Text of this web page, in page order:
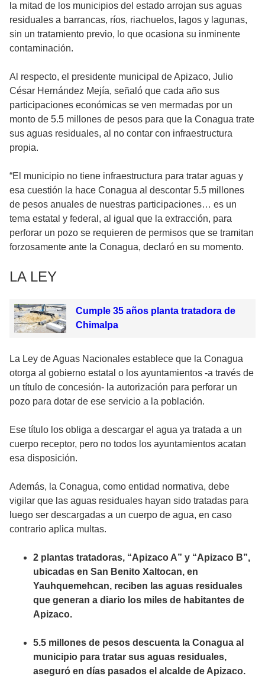
la mitad de los municipios del estado arrojan sus aguas
residuales a barrancas, ríos, riachuelos, lagos y lagunas,
sin un tratamiento previo, lo que ocasiona su inminente
contaminación.
Al respecto, el presidente municipal de Apizaco, Julio
César Hernández Mejía, señaló que cada año sus
participaciones económicas se ven mermadas por un
monto de 5.5 millones de pesos para que la Conagua trate
sus aguas residuales, al no contar con infraestructura
propia.
“El municipio no tiene infraestructura para tratar aguas y
esa cuestión la hace Conagua al descontar 5.5 millones
de pesos anuales de nuestras participaciones… es un
tema estatal y federal, al igual que la extracción, para
perforar un pozo se requieren de permisos que se tramitan
forzosamente ante la Conagua, declaró en su momento.
LA LEY
Cumple 35 años planta tratadora de
Chimalpa
La Ley de Aguas Nacionales establece que la Conagua
otorga al gobierno estatal o los ayuntamientos -a través de
un título de concesión- la autorización para perforar un
pozo para dotar de ese servicio a la población.
Ese título los obliga a descargar el agua ya tratada a un
cuerpo receptor, pero no todos los ayuntamientos acatan
esa disposición.
Además, la Conagua, como entidad normativa, debe
vigilar que las aguas residuales hayan sido tratadas para
luego ser descargadas a un cuerpo de agua, en caso
contrario aplica multas.
2 plantas tratadoras, “Apizaco A” y “Apizaco B”,
ubicadas en San Benito Xaltocan, en
Yauhquemehcan, reciben las aguas residuales
que generan a diario los miles de habitantes de
Apizaco.
5.5 millones de pesos descuenta la Conagua al
municipio para tratar sus aguas residuales,
aseguró en días pasados el alcalde de Apizaco.